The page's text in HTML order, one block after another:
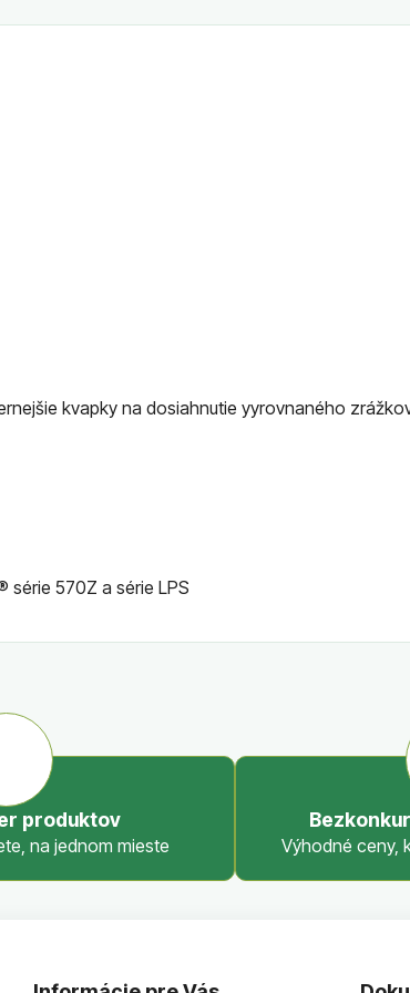
kvapky na dosiahnutie yyrovnaného
série 570Z a série LPS
produktov
na jednom mieste Výhodné ceny,